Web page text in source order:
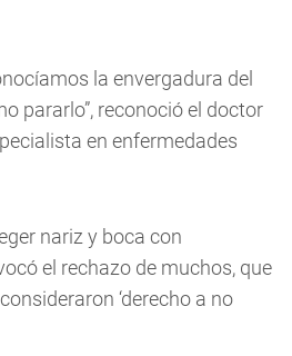
la envergadura del
pararlo”, reconoció el doctor
en enfermedades
nariz y boca con
el rechazo de muchos, que
‘derecho a no